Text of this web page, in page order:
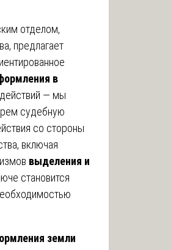
отделом,
предлагает
в
— мы
судебную
со стороны
включая
выделения и
становится
земли